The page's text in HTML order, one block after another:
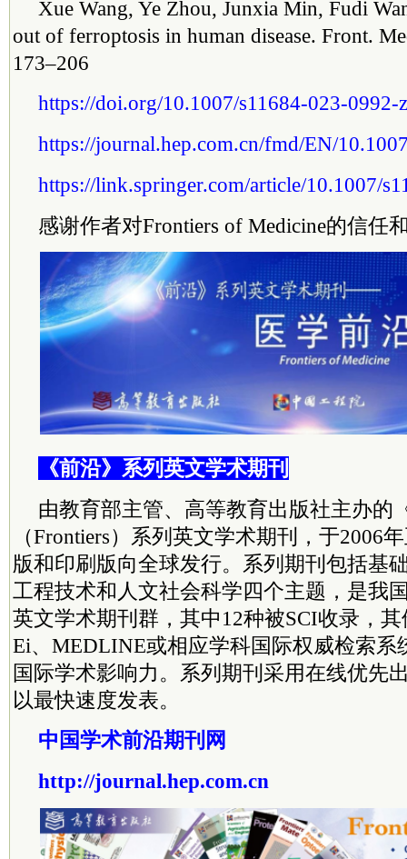
Xue Wang, Ye Zhou, Junxia Min, Fudi
out of ferroptosis in human disease. Front.
173–206
https://doi.org/10.1007/s11684-023-0992-z
https://journal.hep.com.cn/fmd/EN/
https://link.springer.com/article/10.1007/
感谢作者对Frontiers of Medicine的信任
《前沿》系列英文学术期刊
由教育部主管、高等教育出版社主办的
（Frontiers）系列英文学术期刊，于2006
版和印刷版向全球发行。系列期刊包括基
工程技术和人文社会科学四个主题，是我
英文学术期刊群，其中12种被SCI收录，
Ei、MEDLINE或相应学科国际权威检索系
国际学术影响力。系列期刊采用在线优先
以最快速度发表。
中国学术前沿期刊网
http://journal.hep.com.cn